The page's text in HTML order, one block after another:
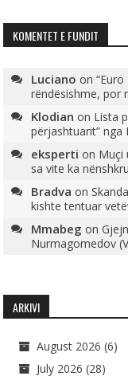
KOMENTET E FUNDIT
Luciano on
rëndësishme, por
Klodian on Lista
përjashtuarit” nga
eksperti on Muçi
sa vite ka
Bradva on
kishte tentuar
Mmabeg on
Nurmagomedov
ARKIVI
August 2026 (6)
July 2026 (28)